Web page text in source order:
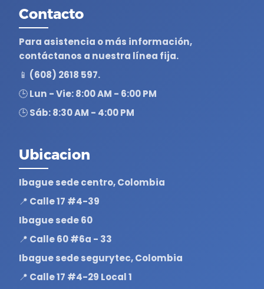
Contacto
Para asistencia o más información,
contáctanos a nuestra línea fija.
📱 (608) 2618 597.
🕒 Lun - Vie: 8:00 AM - 6:00 PM
🕒 Sáb: 8:30 AM - 4:00 PM
Ubicacion
Ibague sede centro, Colombia
📍 Calle 17 #4-39
Ibague sede 60
📍 Calle 60 #6a - 33
Ibague sede segurytec, Colombia
📍 Calle 17 #4-29 Local 1